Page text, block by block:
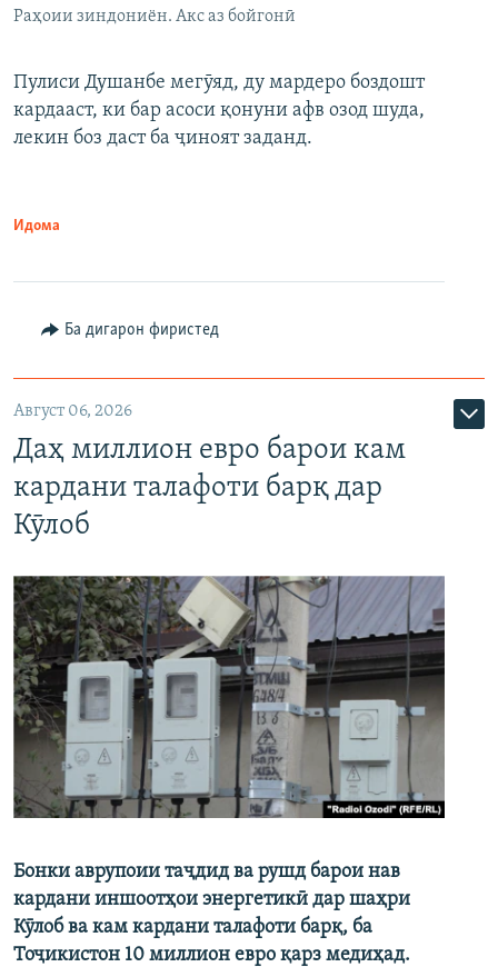
Раҳоии зиндониён. Акс аз бойгонӣ
Пулиси Душанбе мегӯяд, ду мардеро боздошт
кардааст, ки бар асоси қонуни афв озод шуда,
лекин боз даст ба ҷиноят заданд.
Идома
Ба дигарон фиристед
Август 06, 2026
Даҳ миллион евро барои кам
кардани талафоти барқ дар
Кӯлоб
Бонки аврупоии таҷдид ва рушд барои нав
кардани иншоотҳои энергетикӣ дар шаҳри
Кӯлоб ва кам кардани талафоти барқ, ба
Тоҷикистон 10 миллион евро қарз медиҳад.